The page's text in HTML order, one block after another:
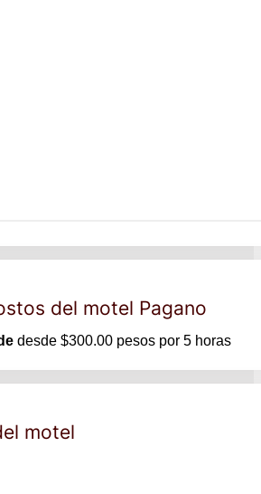
del motel Pagano
desde $300.00 pesos por 5 horas
motel